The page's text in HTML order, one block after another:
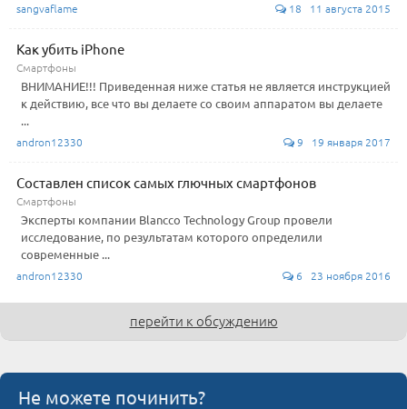
sangvaflame 18 11 августа 2015
Как убить iPhone
Смартфоны
ВНИМАНИЕ!!! Приведенная ниже статья не является инструкцией
к действию, все что вы делаете со своим аппаратом вы делаете
...
andron12330 9 19 января 2017
Составлен список самых глючных смартфонов
Смартфоны
Эксперты компании Blancco Technology Group провели
исследование, по результатам которого определили
современные ...
andron12330 6 23 ноября 2016
перейти к обсуждению
Не можете починить?